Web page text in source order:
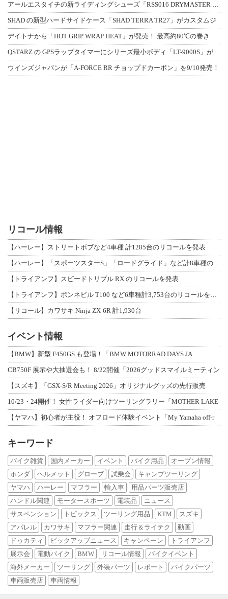
アールエスタイチの新ライディングシューズ「RSS016 DRYMASTER スト
SHAD の新型ハードサイドケース「SHAD TERRA TR27」がカスタムジ
デイトナから「HOT GRIP WRAP HEAT」が発売！ 最高約80℃の巻き
QSTARZ の GPSラップタイマーにシリーズ最小ボディ「LT-9000S」が
ウインズジャパンが「A-FORCE RR チョップドカーボン」を9/10発売！
リコール情報
【ハーレー】ストリートボブなど4車種 計1285台のリコールを発表
【ハーレー】「スポーツスターS」「ロードグライド」など計8車種のリコールを発表
【トライアンフ】スピードトリプル RX のリコールを発表
【トライアンフ】ボンネビル T100 など6車種計3,753台のリコールを発表
【リコール】カワサキ Ninja ZX-6R 計1,930台
イベント情報
【BMW】新型 F450GS も登場！「BMW MOTORRAD DAYS JA
CB750F 展示や大抽選会も！ 8/22開催「2026グッドスマイルミーティン
【スズキ】「GSX-S/R Meeting 2026」オリジナルグッズの先行販売
10/23・24開催！ 女性ライダー向けツーリングラリー「MOTHER LAKE
【ヤマハ】初心者が主役！ オフロード体験イベント「My Yamaha off-r
キーワード
バイク雑貨 国内メーカー イベント バイク用品
オープン情報
ホンダ
ヘルメット グローブ 試乗会
キャンプツーリング
ヤマハ
ハーレー マフラー 輸入車
用品パーツ販売店
ハンドル関連
モータースポーツ 電装品
ニュース
サスペンション
トピックス ツーリング用品 KTM
スズキ
アパレル
カワサキ マフラー関連 走行＆ライテク
動画
ドゥカティ
ピックアップニュース キャンペーン
トライアンフ
展示会
電動バイク BMW リコール情報
バイクイベント
海外メーカー
ツーリング 外装パーツ レポート
バイクパーツ
車両販売店
車両情報